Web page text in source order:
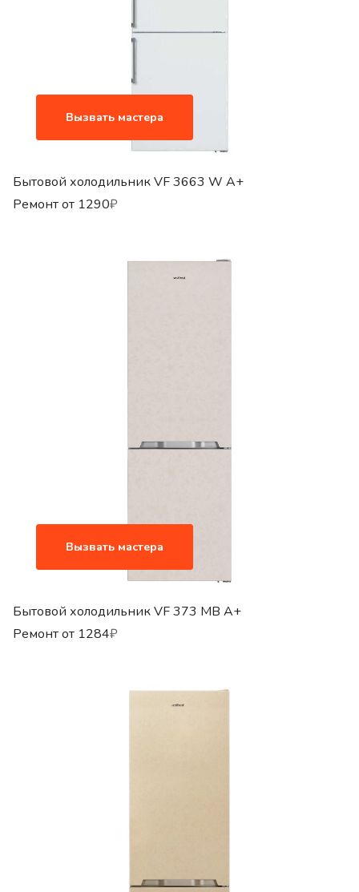
Вызвать мастера
Бытовой холодильник VF 3663 W A+
Ремонт от 1290₽
Вызвать мастера
Бытовой холодильник VF 373 MB A+
Ремонт от 1284₽